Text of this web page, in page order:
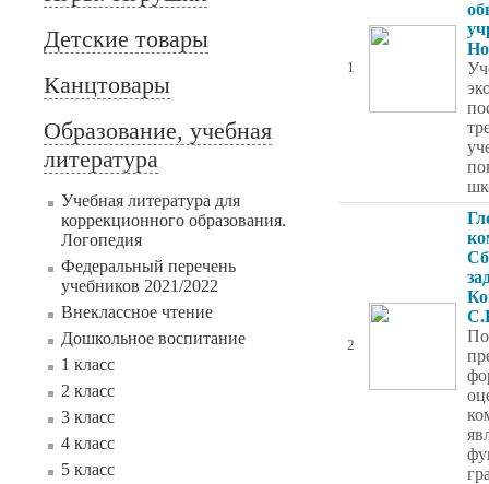
Детские товары
Канцтовары
Образование, учебная
литература
Учебная литература для
коррекционного образования.
Логопедия
Федеральный перечень
учебников 2021/2022
Внеклассное чтение
Дошкольное воспитание
1 класс
2 класс
3 класс
4 класс
5 класс
1
2